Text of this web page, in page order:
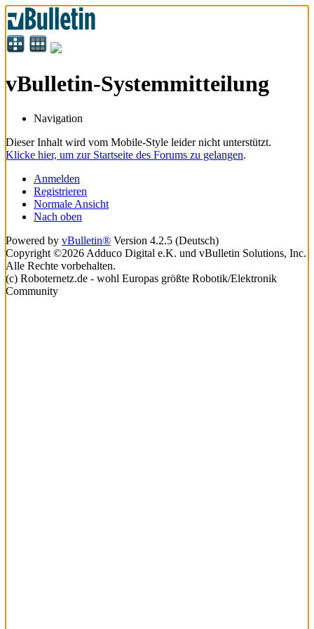
vBulletin-Systemmitteilung
Navigation
Dieser Inhalt wird vom Mobile-Style leider nicht unterstützt.
Klicke hier, um zur Startseite des Forums zu gelangen.
Anmelden
Registrieren
Normale Ansicht
Nach oben
Powered by vBulletin® Version 4.2.5 (Deutsch)
Copyright ©2026 Adduco Digital e.K. und vBulletin Solutions, Inc.
Alle Rechte vorbehalten.
(c) Roboternetz.de - wohl Europas größte Robotik/Elektronik
Community